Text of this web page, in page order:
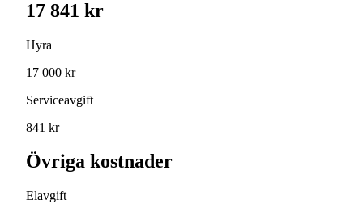
17 841 kr
Hyra
17 000 kr
Serviceavgift
841 kr
Övriga kostnader
Elavgift